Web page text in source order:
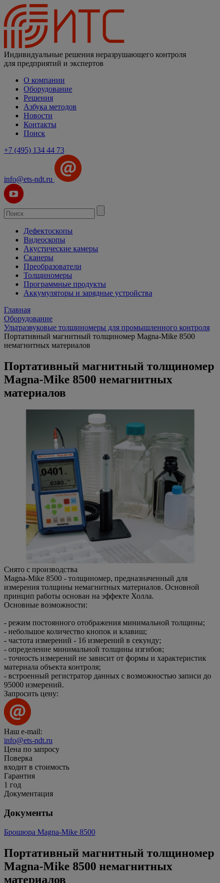
Индивидуальные решения неразрушающего контроля
для предприятий и экспертов
О компании
Оборудование
Решения
Азбука методов
Новости
Контакты
Поиск
+7 (495) 134 44 73
info@ets-ndt.ru
Дефектоскопы
Видеоскопы
Акустические камеры
Сканеры
Преобразователи
Толщиномеры
Программные продукты
Аккумуляторы и зарядные устройства
Главная
Оборудование
Ультразвуковые толщиномеры для промышленного контроля
Портативный магнитный толщиномер Magna-Mike 8500
немагнитных материалов
Портативный магнитный толщиномер
Magna-Mike 8500 немагнитных
материалов
Снято с производства
Magna-Mike 8500 - толщиномер, предназначенный для
измерения толщины немагнитных материалов. Основной
принцип работы основан на эффекте Холла.
Основные возможности:
- режим постоянного отображения минимальной толщины;
- небольшое количество кнопок и клавиш;
- частота измерений - 16 измерений в секунду;
- определение минимальной толщины изгибов;
- точность измерений не зависит от формы и характеристик
материала объекта контроля;
- встроенный регистратор данных с возможностью записи до
95000 измерений.
Запросить цену:
Наш e-mail:
info@ets-ndt.ru
Цена по запросу
Поверка
входит в стоимость
Гарантия
1 год
Документация
Документы
Брошюра Magna-Mike 8500
Портативный магнитный толщиномер
Magna-Mike 8500 немагнитных
материалов